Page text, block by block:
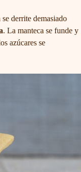
se derrite demasiado
. La manteca se funde y
azúcares se